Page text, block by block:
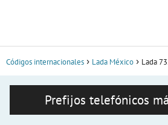
Códigos internacionales Lada México Lada
Prefijos telefónicos